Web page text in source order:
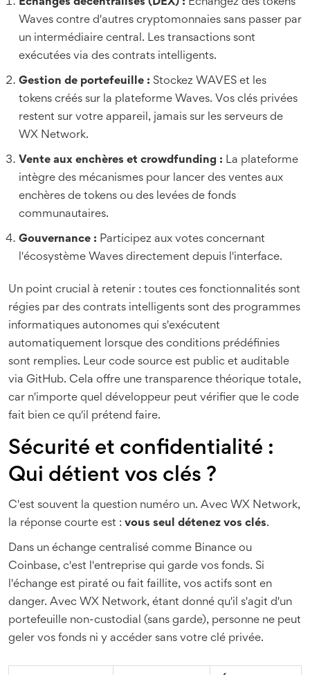
Échanges décentralisés (DEX) : Échangez des tokens
Waves contre d'autres cryptomonnaies sans passer par
un intermédiaire central. Les transactions sont
exécutées via des contrats intelligents.
Gestion de portefeuille : Stockez WAVES et les
tokens créés sur la plateforme Waves. Vos clés privées
restent sur votre appareil, jamais sur les serveurs de
WX Network.
Vente aux enchères et crowdfunding : La plateforme
intègre des mécanismes pour lancer des ventes aux
enchères de tokens ou des levées de fonds
communautaires.
Gouvernance : Participez aux votes concernant
l'écosystème Waves directement depuis l'interface.
Un point crucial à retenir : toutes ces fonctionnalités sont
régies par des contrats intelligents sont des programmes
informatiques autonomes qui s'exécutent
automatiquement lorsque des conditions prédéfinies
sont remplies. Leur code source est public et auditable
via GitHub. Cela offre une transparence théorique totale,
car n'importe quel développeur peut vérifier que le code
fait bien ce qu'il prétend faire.
Sécurité et confidentialité :
Qui détient vos clés ?
C'est souvent la question numéro un. Avec WX Network,
la réponse courte est : vous seul détenez vos clés.
Dans un échange centralisé comme Binance ou
Coinbase, c'est l'entreprise qui garde vos fonds. Si
l'échange est piraté ou fait faillite, vos actifs sont en
danger. Avec WX Network, étant donné qu'il s'agit d'un
portefeuille non-custodial (sans garde), personne ne peut
geler vos fonds ni y accéder sans votre clé privée.